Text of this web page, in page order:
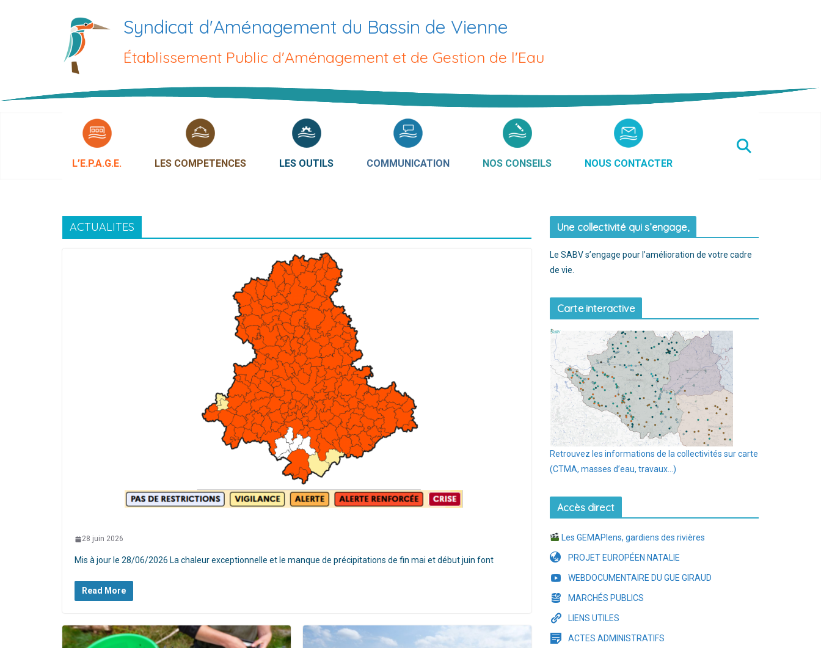
Syndicat d'Aménagement du Bassin de Vienne
Établissement Public d'Aménagement et de Gestion de l'Eau
L’E.P.A.G.E. LES COMPETENCES LES OUTILS COMMUNICATION NOS CONSEILS NOUS CONTACTER
ACTUALITES
28 juin 2026
Mis à jour le 28/06/2026 La chaleur exceptionnelle et le manque de précipitations de fin mai et début juin font
Read More
Une collectivité qui s’engage,
Le SABV s’engage pour l’amélioration de votre cadre
de vie.
Carte interactive
Retrouvez les informations de la collectivités sur carte
(CTMA, masses d’eau, travaux…)
Accès direct
Les GEMAPIens, gardiens des rivières
PROJET EUROPÉEN NATALIE
WEBDOCUMENTAIRE DU GUE GIRAUD
MARCHÉS PUBLICS
LIENS UTILES
ACTES ADMINISTRATIFS